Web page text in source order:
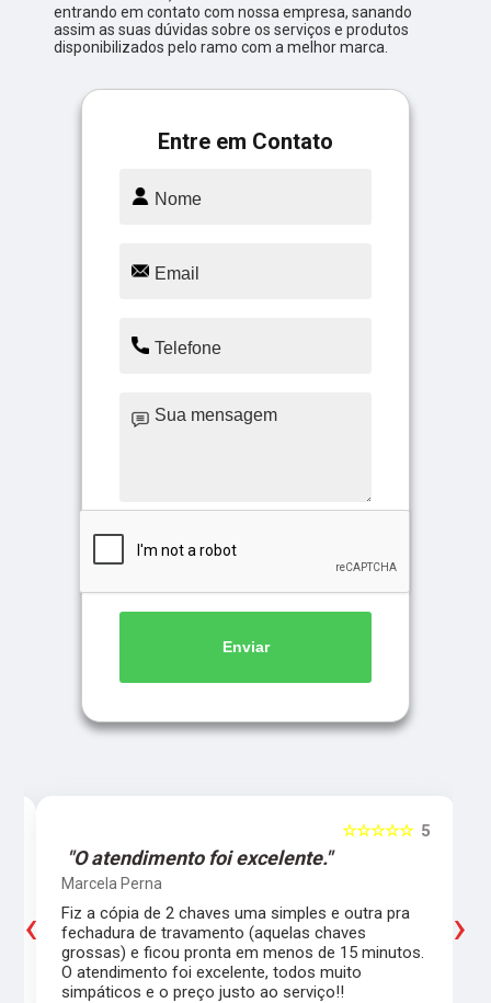
entrando em contato com nossa empresa, sanando
assim as suas dúvidas sobre os serviços e produtos
disponibilizados pelo ramo com a melhor marca.
Entre em Contato
Enviar
5
☆☆☆☆☆
"O atendimento foi excelente."
Marcela Perna
Fiz a cópia de 2 chaves uma simples e outra pra
fechadura de travamento (aquelas chaves
grossas) e ficou pronta em menos de 15 minutos.
O atendimento foi excelente, todos muito
simpáticos e o preço justo ao serviço!!
‹ ›